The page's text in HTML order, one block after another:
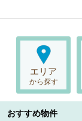
エリア
から探す
おすすめ物件